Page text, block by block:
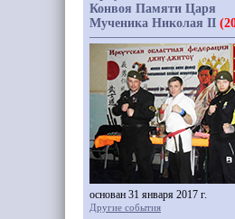
Конвоя Памяти Царя
Мученика Николая II
основан 31 января 2017 г.
Другие события